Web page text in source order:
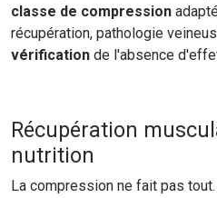
classe de compression
récupération, pathologie
vérification de l'absence
Récupération
nutrition
La compression ne fait pas